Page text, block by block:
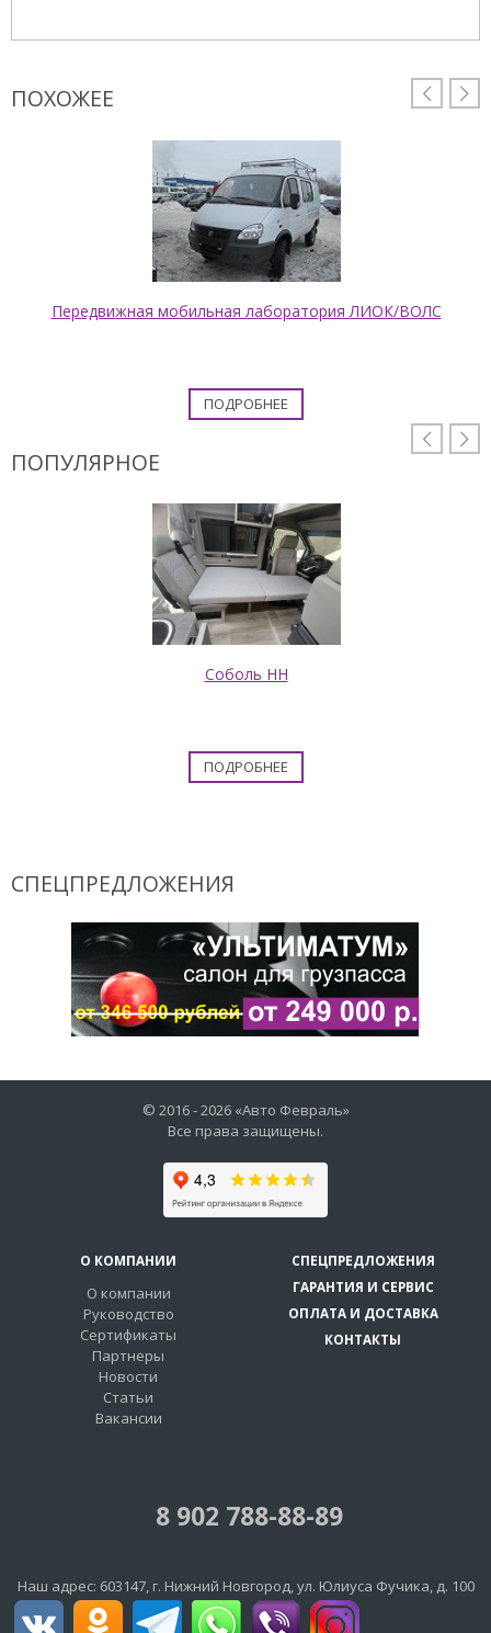
 
ПОХОЖЕЕ
Передвижная мобильная лаборатория ЛИОК/ВОЛС
ПОДРОБНЕЕ
 
ПОПУЛЯРНОЕ
Соболь НН
ПОДРОБНЕЕ
СПЕЦПРЕДЛОЖЕНИЯ
© 2016 -2026 «Авто Февраль»
Все права защищены.
О КОМПАНИИ
О компании
Руководство
Сертификаты
Партнеры
Новости
Статьи
Вакансии
СПЕЦПРЕДЛОЖЕНИЯ
ГАРАНТИЯ И СЕРВИС
ОПЛАТА И ДОСТАВКА
КОНТАКТЫ
8 902 788-88-89
Наш адрес: 603147, г. Нижний Новгород,ул. Юлиуса Фучика, д. 100